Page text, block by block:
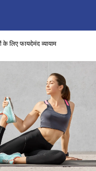
के लिए फायदेमंद व्यायाम